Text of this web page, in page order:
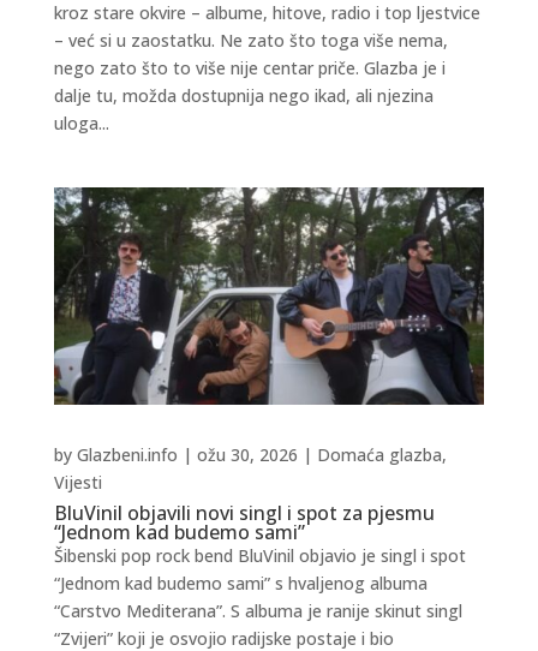
kroz stare okvire – albume, hitove, radio i top ljestvice
– već si u zaostatku. Ne zato što toga više nema,
nego zato što to više nije centar priče. Glazba je i
dalje tu, možda dostupnija nego ikad, ali njezina
uloga...
BluVinil objavili novi singl i spot za pjesmu
“Jednom kad budemo sami”
by Glazbeni.info | ožu 30, 2026 | Domaća glazba,
Vijesti
Šibenski pop rock bend BluVinil objavio je singl i spot
“Jednom kad budemo sami” s hvaljenog albuma
“Carstvo Mediterana”. S albuma je ranije skinut singl
“Zvijeri” koji je osvojio radijske postaje i bio